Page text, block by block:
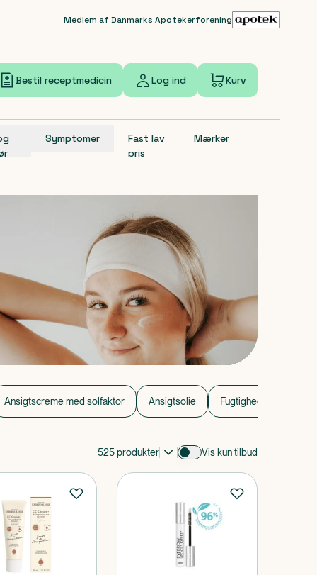
Medlem af Danmarks Apotekerforening
Bestil receptmedicin Log ind Kurv
Symptomer
Fast lav
pris
Mærker
Ansigtscreme med solfaktor Ansigtsolie Fugtighedscreme
525produkter Vis kun tilbud